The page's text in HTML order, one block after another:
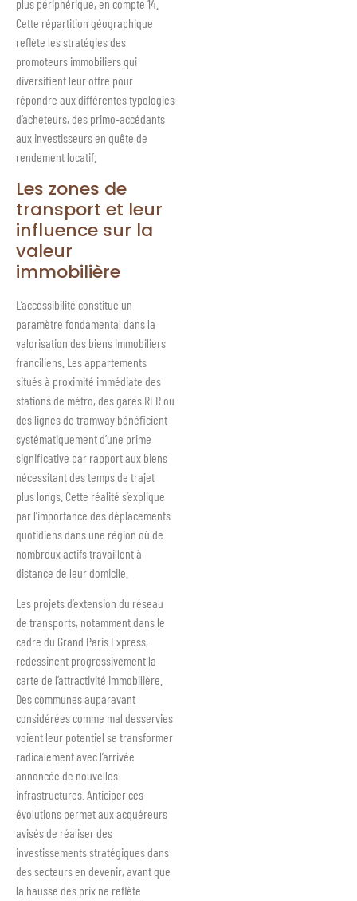
plus périphérique, en compte 14.
Cette répartition géographique
reflète les stratégies des
promoteurs immobiliers qui
diversifient leur offre pour
répondre aux différentes typologies
d’acheteurs, des primo-accédants
aux investisseurs en quête de
rendement locatif.
Les zones de
transport et leur
influence sur la
valeur
immobilière
L’accessibilité constitue un
paramètre fondamental dans la
valorisation des biens immobiliers
franciliens. Les appartements
situés à proximité immédiate des
stations de métro, des gares RER ou
des lignes de tramway bénéficient
systématiquement d’une prime
significative par rapport aux biens
nécessitant des temps de trajet
plus longs. Cette réalité s’explique
par l’importance des déplacements
quotidiens dans une région où de
nombreux actifs travaillent à
distance de leur domicile.
Les projets d’extension du réseau
de transports, notamment dans le
cadre du Grand Paris Express,
redessinent progressivement la
carte de l’attractivité immobilière.
Des communes auparavant
considérées comme mal desservies
voient leur potentiel se transformer
radicalement avec l’arrivée
annoncée de nouvelles
infrastructures. Anticiper ces
évolutions permet aux acquéreurs
avisés de réaliser des
investissements stratégiques dans
des secteurs en devenir, avant que
la hausse des prix ne reflète